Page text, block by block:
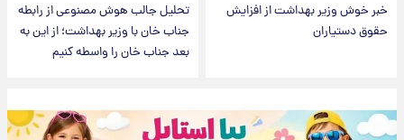
خبر خوش وزیر بهداشت از افزایش
حقوق دستیاران
تحلیل جالب هوش مصنوعی از رابطه
جناب خان با وزیر بهداشت؛ از این به
بعد جناب خان را واسطه کنیم